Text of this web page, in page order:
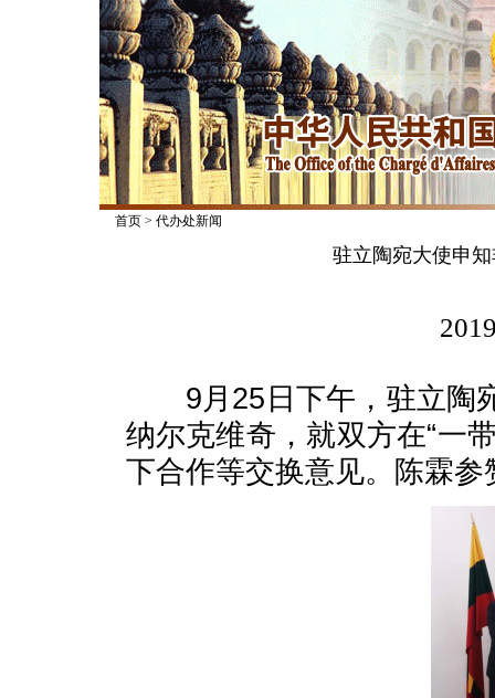
首页> 代办处新闻
驻立陶宛大使申
9月25日下午，驻立陶宛
纳尔克维奇，就双方在“一
下合作等交换意见。陈霖参